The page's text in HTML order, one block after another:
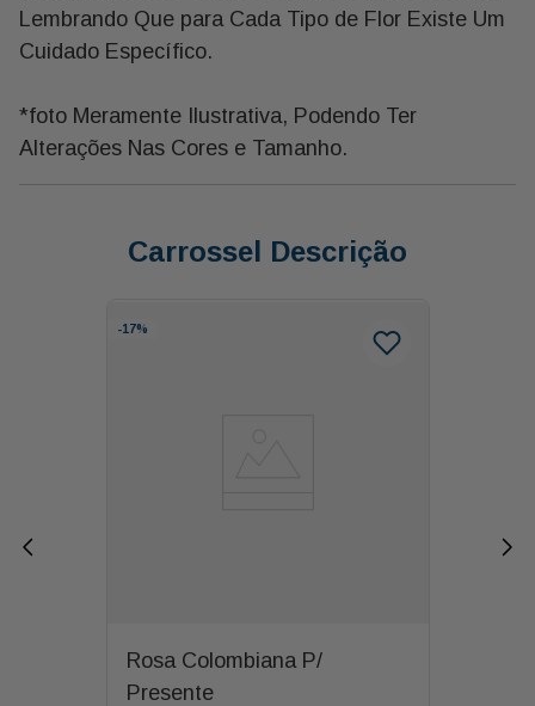
Lembrando Que para Cada Tipo de Flor Existe Um
Cuidado Específico.
*foto Meramente Ilustrativa, Podendo Ter
Alterações Nas Cores e Tamanho.
Carrossel Descrição
-17%
Rosa Colombiana P/
Presente